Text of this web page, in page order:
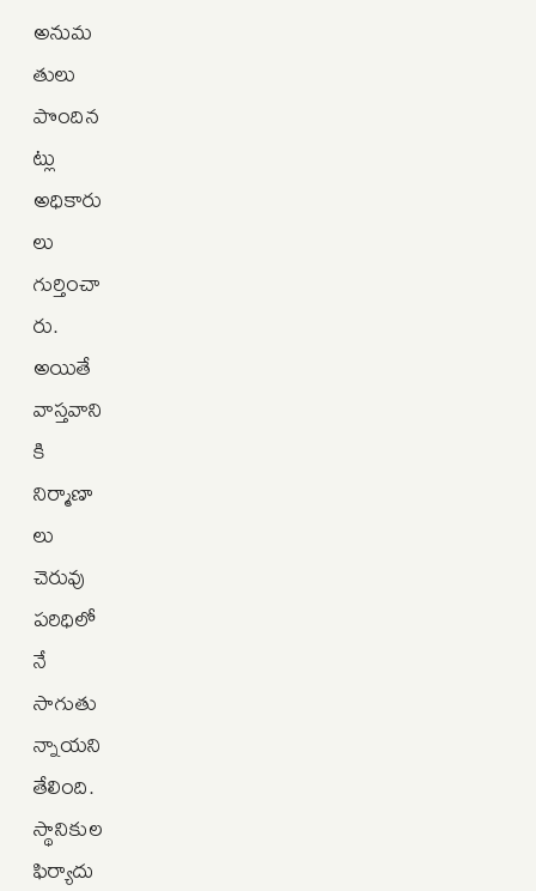
అనుమ
తులు
పొందిన
ట్లు
అధికారు
లు
గుర్తించా
రు.
అయితే
వాస్తవాని
కి
నిర్మాణా
లు
చెరువు
పరిధిలో
నే
సాగుతు
న్నాయని
తేలింది.
స్థానికుల
ఫిర్యాదు